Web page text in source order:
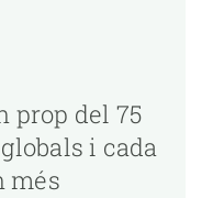
prop del 75
i cada
més